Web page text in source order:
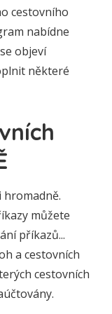
cestovního
nabídne
objeví
některé
hromadně.
můžete
příkazů...
a cestovních
cestovních